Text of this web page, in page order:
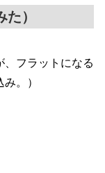
）
、フラットになる
。）